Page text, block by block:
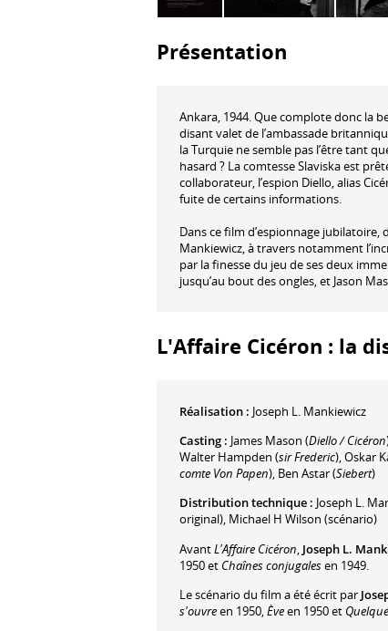
Présentation
Ankara, 1944. Que complote donc la
disant valet de l’ambassade
la Turquie ne semble pas l’être tant
hasard ? La comtesse Slaviska est
collaborateur, l’espion Diello, alias
fuite de certains informations.
Dans ce film d’espionnage
Mankiewicz, à travers notamment
par la finesse du jeu de ses deux
jusqu’au bout des ongles, et Jason
L'Affaire Cicéron : la
Réalisation : Joseph L. Mankiewicz
Casting : James Mason (Diello / Cicéron
Walter Hampden (sir Frederic),Oskar
comte Von Papen), Ben Astar(Siebert)
Distribution technique : Joseph L.
original), Michael H Wilson (scénario)
AvantL'Affaire Cicéron, Joseph L.
1950 et Chaînes conjugalesen 1949.
Le scénario du film a été écrit par
s'ouvreen 1950,Èveen 1950 et